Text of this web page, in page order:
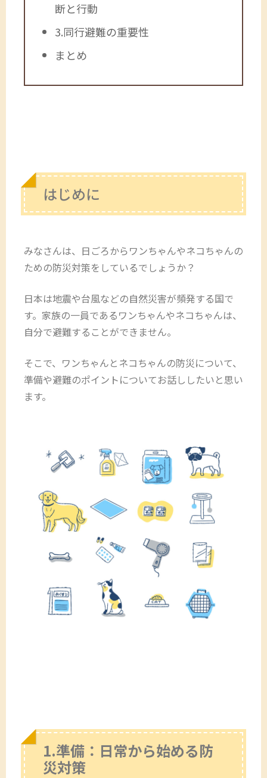
断と行動
3.同行避難の重要性
まとめ
はじめに
みなさんは、日ごろからワンちゃんやネコちゃんの
ための防災対策をしているでしょうか？
日本は地震や台風などの自然災害が頻発する国で
す。家族の一員であるワンちゃんやネコちゃんは、
自分で避難することができません。
そこで、ワンちゃんとネコちゃんの防災について、
準備や避難のポイントについてお話ししたいと思い
ます。
1.準備：日常から始める防
災対策